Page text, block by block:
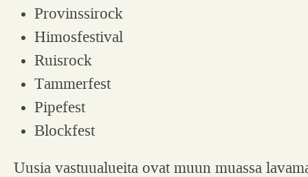
Provinssirock
Himosfestival
Ruisrock
Tammerfest
Pipefest
Blockfest
Uusia vastuualueita ovat muun muassa